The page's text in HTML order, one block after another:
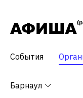
События
Барнаул